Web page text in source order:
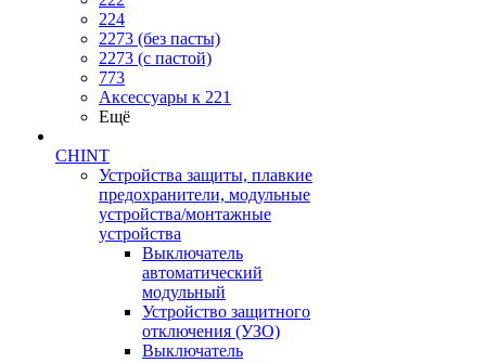
224
2273 (без пасты)
2273 (с пастой)
773
Аксессуары к 221
Ещё
CHINT
Устройства защиты, плавкие
предохранители, модульные
устройства/монтажные
устройства
Выключатель
автоматический
модульный
Устройство защитного
отключения (УЗО)
Выключатель